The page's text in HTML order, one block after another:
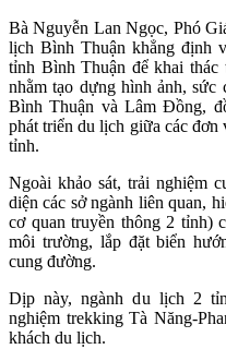
Bà Nguyễn Lan Ngọc, Phó
lịch Bình Thuận khẳng định
tỉnh Bình Thuận để khai thác
nhằm tạo dựng hình ảnh,
Bình Thuận và Lâm Đồng,
phát triển du lịch giữa các
tỉnh.
Ngoài khảo sát, trải nghiệm
diện các sở ngành liên quan,
cơ quan truyền thông 2 tỉnh)
môi trường, lắp đặt biển
cung đường.
Dịp này, ngành du lịch 2
nghiệm trekking Tà Năng-
khách du lịch.